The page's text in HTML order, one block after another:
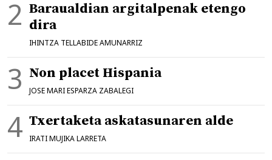
Baraualdian argitalpenak etengo
dira
IHINTZA TELLABIDE AMUNARRIZ
Non placet Hispania
JOSE MARI ESPARZA ZABALEGI
Txertaketa askatasunaren alde
IRATI MUJIKA LARRETA